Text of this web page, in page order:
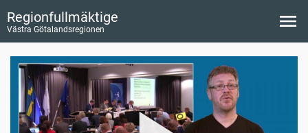
Regionfullmäktige
Västra Götalandsregionen